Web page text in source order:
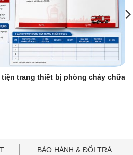
trang thiết bị phòng cháy chữa
BẢO HÀNH & ĐỔI TRẢ